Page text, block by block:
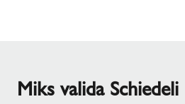
Miks valida Schiedeli